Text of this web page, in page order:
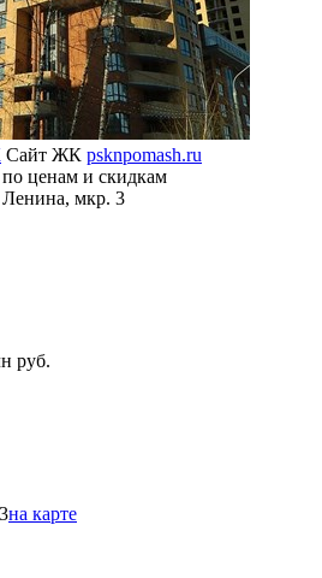
Сайт ЖК psknpomash.ru
ценам и скидкам
мкр. 3
руб.
на карте